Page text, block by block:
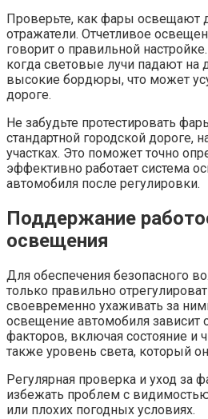
Проверьте, как фары освещают
отражатели. Отчетливое
говорит о правильной
когда световые лучи падают на
высокие бордюры, что может
дороге.
Не забудьте протестировать
стандартной городской дороге,
участках. Это поможет точно
эффективно работает система
автомобиля после регулировки.
Поддержание
освещения
Для обеспечения безопасного
только правильно
своевременно ухаживать за
освещение автомобиля зависит
факторов, включая состояние и
также уровень света, который
Регулярная проверка и уход за
избежать проблем с
или плохих погодных условиях.